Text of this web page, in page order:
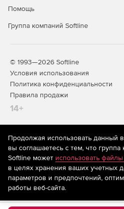
Помощь
Группа компаний Softline
© 1993—2026 Softline
Условия использования
Политика конфиденциальности
Правила продажи
14+
На информационном ресурсе
рекомендательные технологии
предоставления информации на
систематизации и анализа
предпочтениям пользователей
находящихся на территории
Продолжая использовать данный
вы соглашаетесь с тем, что группа
Softline может использовать
в целях хранения ваших учетных
параметров и предпочтений,
работы веб-сайта.